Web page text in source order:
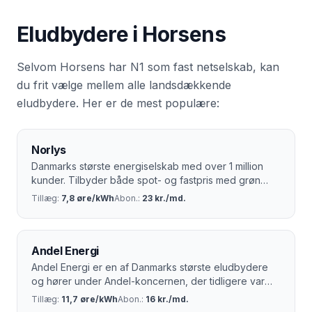
Eludbydere i Horsens
Selvom Horsens har N1 som fast netselskab, kan
du frit vælge mellem alle landsdækkende
eludbydere. Her er de mest populære:
Norlys
Danmarks største energiselskab med over 1 million
kunder. Tilbyder både spot- og fastpris med grøn
strøm.
Tillæg: 7,8 øre/kWhAbon.: 23 kr./md.
Andel Energi
Andel Energi er en af Danmarks største eludbydere
og hører under Andel-koncernen, der tidligere var
kendt som SEAS-NVE. Med rødder helt tilbage til 1924
Tillæg: 11,7 øre/kWhAbon.: 16 kr./md.